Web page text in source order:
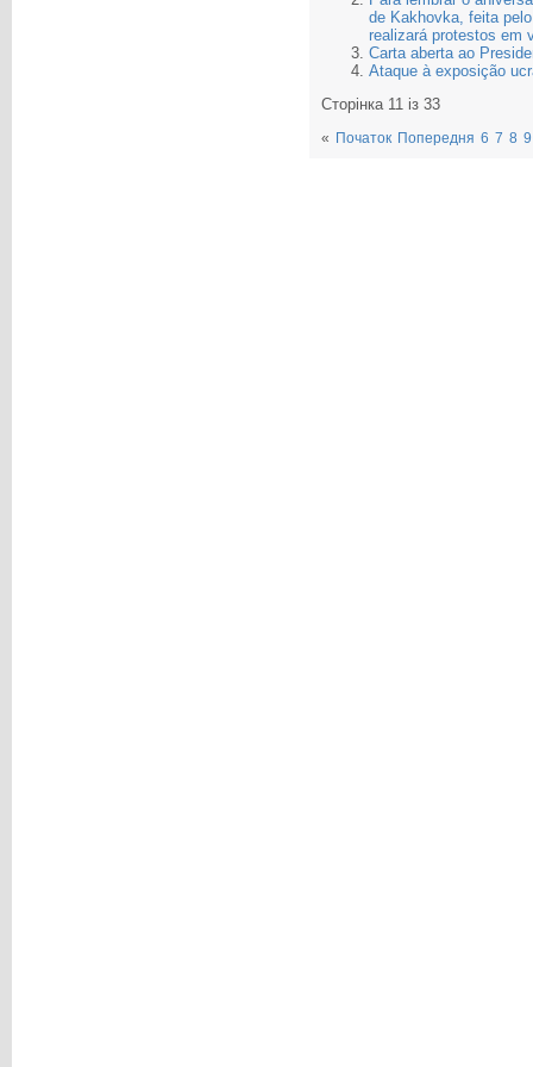
de Kakhovka, feita
realizará protestos em
Carta aberta ao
Ataque à exposição
Сторінка 11 із 33
« Початок Попередня 6 7 8 9